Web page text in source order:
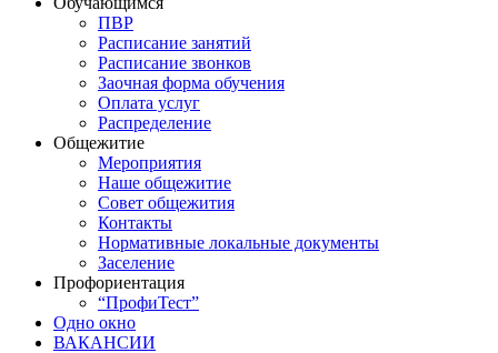
ПВР
Расписание занятий
Расписание звонков
Заочная форма обучения
Оплата услуг
Распределение
Общежитие
Мероприятия
Наше общежитие
Совет общежития
Контакты
Нормативные локальные документы
Заселение
Профориентация
“ПрофиТест”
Одно окно
ВАКАНСИИ